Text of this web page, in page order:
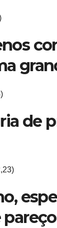
de